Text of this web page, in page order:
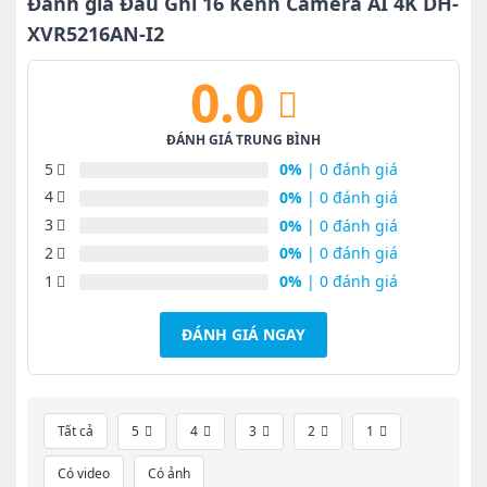
XVR5216AN-I2
0.0
ĐÁNH GIÁ TRUNG BÌNH
5 0% | 0 đánh giá
4
0% | 0 đánh giá
3
0% | 0 đánh giá
2
0% | 0 đánh giá
1
0% | 0 đánh giá
ĐÁNH GIÁ NGAY
Tất cả 5 4 3 2 1
Có video Có ảnh